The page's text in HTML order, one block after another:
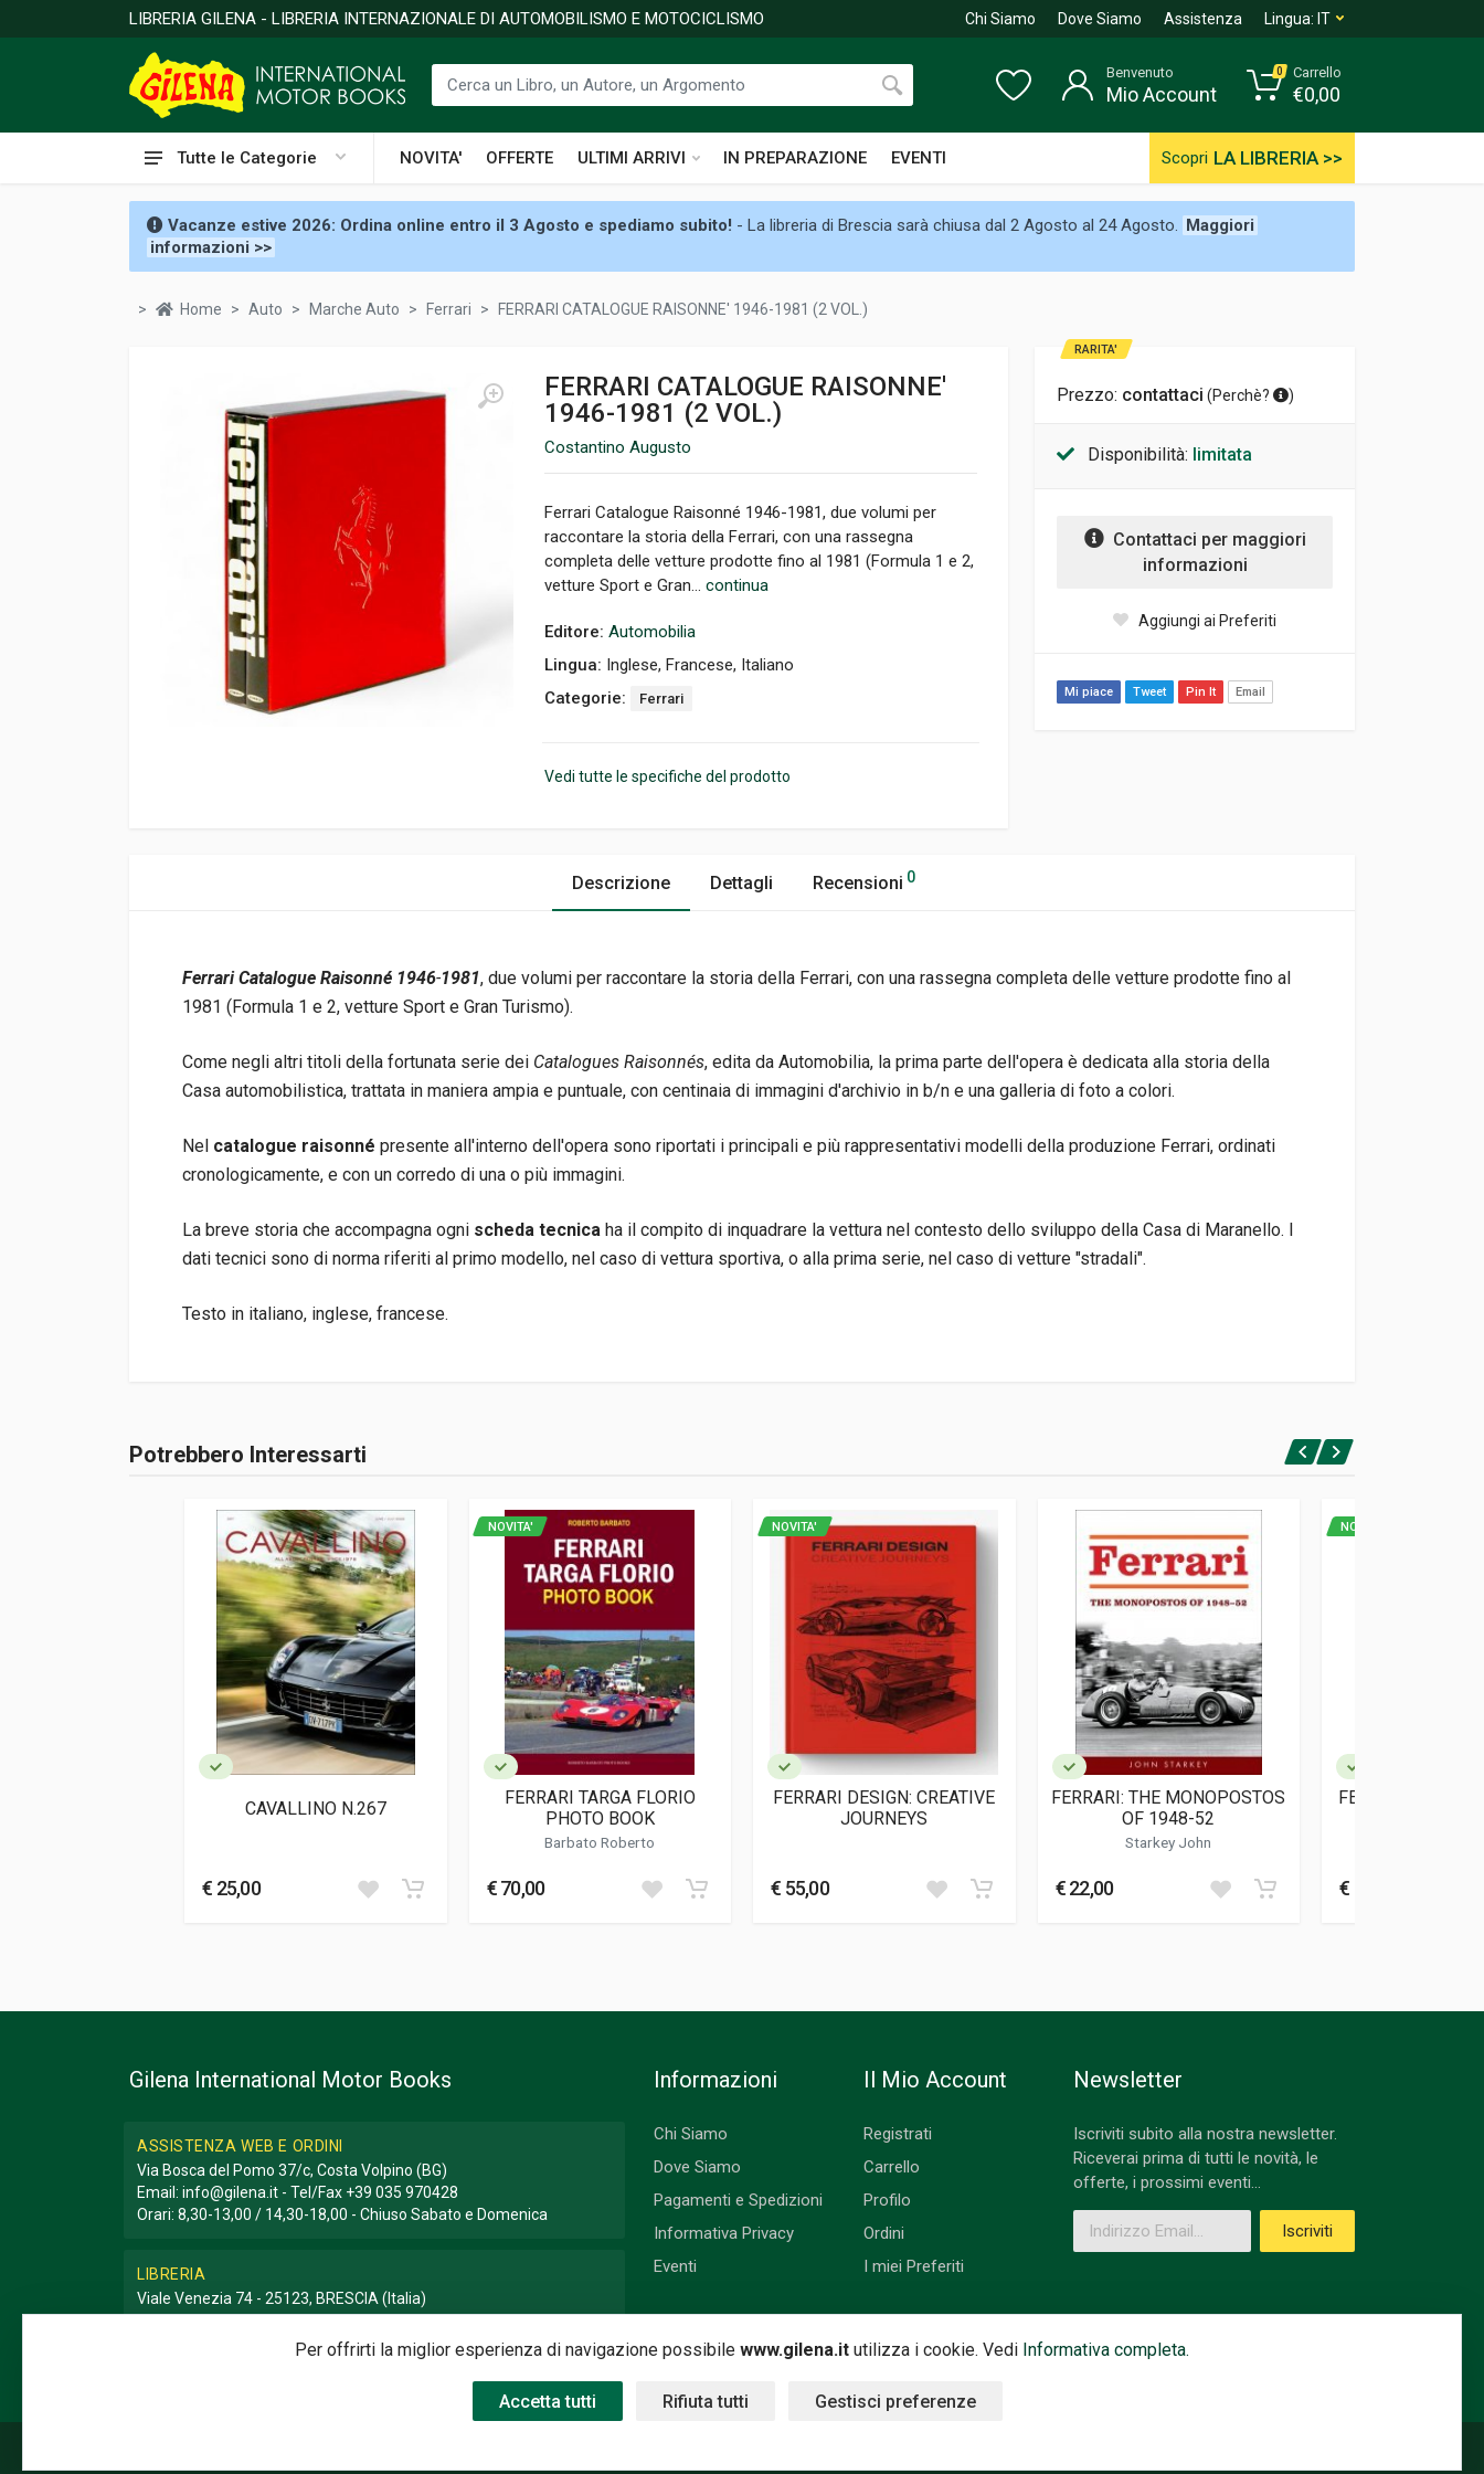
LIBRERIA GILENA - LIBRERIA INTERNAZIONALE DI AUTOMOBILISMO E MOTOCICLISMO Chi Siamo Dove Siamo Assistenza Lingua: IT
Tutte le Categorie NOVITA' OFFERTE ULTIMI ARRIVI IN PREPARAZIONE EVENTI Scopri LA LIBRERIA >>
Benvenuto
Mio Account
0 Carrello
€0,00
Vacanze estive 2026: Ordina online entro il 3 Agosto e spediamo subito! - La libreria di Brescia sarà chiusa dal 2 Agosto al 24 Agosto. Maggiori
informazioni >>
Home Auto Marche Auto Ferrari FERRARI CATALOGUE RAISONNE' 1946-1981 (2 VOL.)
FERRARI CATALOGUE RAISONNE'
1946-1981 (2 VOL.)
Costantino Augusto
Ferrari Catalogue Raisonné 1946-1981, due volumi per
raccontare la storia della Ferrari, con una rassegna
completa delle vetture prodotte fino al 1981 (Formula 1 e 2,
vetture Sport e Gran... continua
Editore: Automobilia
Lingua: Inglese, Francese, Italiano
Categorie:
Ferrari
Vedi tutte le specifiche del prodotto
RARITA'
Prezzo: contattaci (Perchè? )
Disponibilità: limitata
Contattaci per maggiori
informazioni
Aggiungi ai Preferiti
Mi piace Tweet Pin It Email
Descrizione Dettagli Recensioni 0
Ferrari Catalogue Raisonné 1946-1981, due volumi per raccontare la storia della Ferrari, con una rassegna completa delle vetture prodotte fino al
1981 (Formula 1 e 2, vetture Sport e Gran Turismo).
Come negli altri titoli della fortunata serie dei Catalogues Raisonnés, edita da Automobilia, la prima parte dell'opera è dedicata alla storia della
Casa automobilistica, trattata in maniera ampia e puntuale, con centinaia di immagini d'archivio in b/n e una galleria di foto a colori.
Nel catalogue raisonné presente all'interno dell'opera sono riportati i principali e più rappresentativi modelli della produzione Ferrari, ordinati
cronologicamente, e con un corredo di una o più immagini.
La breve storia che accompagna ogni scheda tecnica ha il compito di inquadrare la vettura nel contesto dello sviluppo della Casa di Maranello. I
dati tecnici sono di norma riferiti al primo modello, nel caso di vettura sportiva, o alla prima serie, nel caso di vetture "stradali".
Testo in italiano, inglese, francese.
Automobilia
Lingua del testo Inglese, Francese, Italiano
Data di stampa 12/1981
25,5 x 29 x 6,7 cm
Informazioni aggiuntive
Genere o Collana Catalogue Raisonne'
Accedi o registrati
Potrebbero Interessarti
CAVALLINO N.267
€ 25,00
NOVITA'
FERRARI TARGA FLORIO
PHOTO BOOK
Barbato Roberto
€ 70,00
NOVITA'
FERRARI DESIGN: CREATIVE
JOURNEYS
€ 55,00
FERRARI: THE MONOPOSTOS
OF 1948-52
Starkey John
€ 22,00
NOVITA'
FERRARI 308 -
€ 19,00
Per offrirti la miglior esperienza di navigazione possibile www.gilena.it utilizza i cookie. Vedi Informativa completa.
Accetta tutti Rifiuta tutti Gestisci preferenze
Gilena International Motor Books
ASSISTENZA WEB E ORDINI
Via Bosca del Pomo 37/c, Costa Volpino (BG)
Email: info@gilena.it - Tel/Fax +39 035 970428
Orari: 8,30-13,00 / 14,30-18,00 - Chiuso Sabato e Domenica
LIBRERIA
Viale Venezia 74 - 25123, BRESCIA (Italia)
Email:libreria@gilena.it- Tel/Fax+39 030 3776786
Orari: 9,30-12,30 / 15,30-19,30 - Chiuso Domenica e Lunedì
Informazioni
Chi Siamo
Dove Siamo
Pagamenti e Spedizioni
Informativa Privacy
Eventi
Il Mio Account
Registrati
Carrello
Profilo
Ordini
I miei Preferiti
Newsletter
Iscriviti subito alla nostra newsletter.
Riceverai prima di tutti le novità, le
offerte, i prossimi eventi...
Indirizzo Email
Iscriviti